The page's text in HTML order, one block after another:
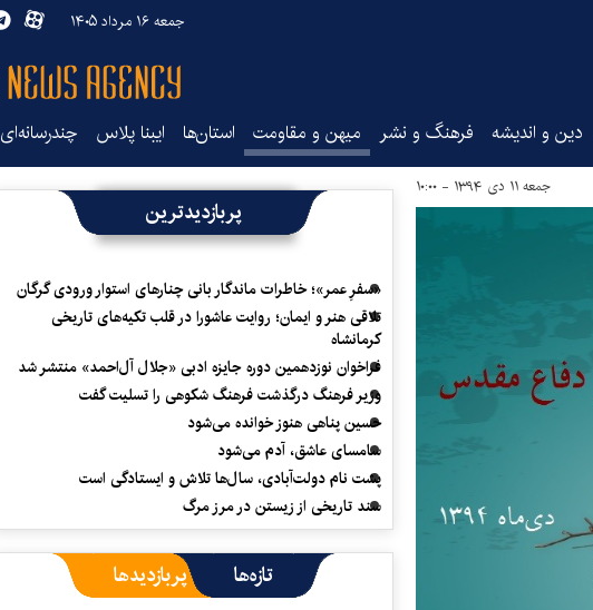
جمعه ۱۶ مرداد ۱۴۰۵
دین و اندیشه فرهنگ و نشر میهن و مقاومت استان‌ها ایبنا پلاس چندرسانه‌ای
جمعه ۱۱ دی ۱۳۹۴ - ۱۰:۰۰
پربازدیدترین
«سفرِ عمر»؛ خاطرات ماندگار بانی چنارهای استوار ورودی گرگان
تلاقی هنر و ایمان؛ روایت عاشورا در قلب تکیه‌های تاریخی
کرمانشاه
فراخوان نوزدهمین دوره جایزه ادبی «جلال آل‌احمد» منتشر شد
وزیر فرهنگ درگذشت فرهنگ شکوهی را تسلیت گفت
حسین پناهی هنوز خوانده می‌شود
سامسای عاشق، آدم می‌شود
پشت نام دولت‌آبادی، سال‌ها تلاش و ایستادگی است
سند تاریخی از زیستن در مرز مرگ
تازه‌ها پربازدیدها